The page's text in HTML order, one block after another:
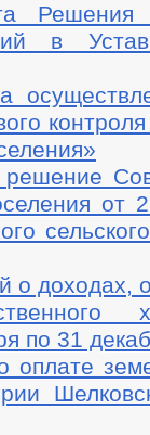
в Устав
от
о доходах,
по 31
оплате